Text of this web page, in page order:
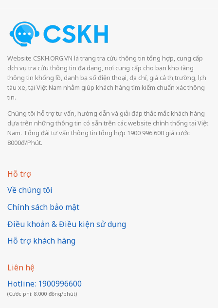
Website CSKH.ORG.VN là trang tra cứu thông tin tổng hợp, cung cấp
dịch vụ tra cứu thông tin đa dạng, nơi cung cấp cho bạn kho tàng
thông tin khổng lồ, danh bạ số điện thoại, địa chỉ, giá cả thị trường, lịch
tàu xe, tại Việt Nam nhằm giúp khách hàng tìm kiếm chuẩn xác thông
tin.
Chúng tôi hỗ trợ tư vấn, hướng dẫn và giải đáp thắc mắc khách hàng
dựa trên những thông tin có sẵn trên các website chính thống tại Việt
Nam. Tổng đài tư vấn thông tin tổng hợp 1900 996 600 giá cước
8000đ/Phút.
Hỗ trợ
Về chúng tôi
Chính sách bảo mật
Điều khoản & Điều kiện sử dụng
Hỗ trợ khách hàng
Liên hệ
Hotline: 1900996600
(Cước phí: 8.000 đồng/phút)